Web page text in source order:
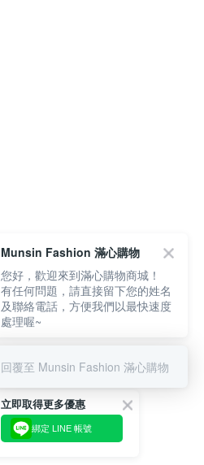
立即取得更多優惠
綁定 LINE 帳號
Munsin Fashion 滿心購物
您好，歡迎來到滿心購物商城！
有任何問題，請直接留下您的姓名
及聯絡電話，方便我們以最快速度
處理喔~
回覆至 Munsin Fashion 滿心購物